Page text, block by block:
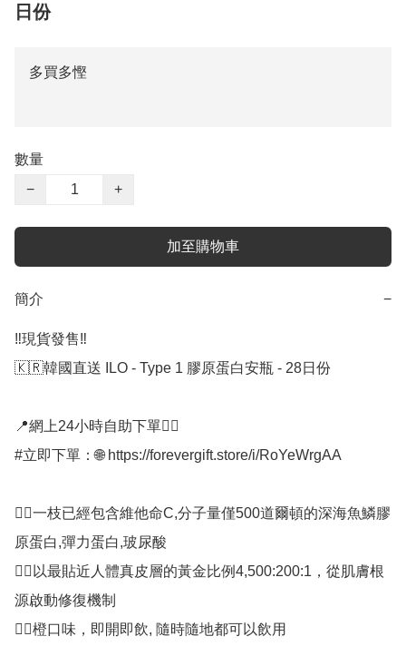
日份
多買多慳
數量
−
+
加至購物車
簡介 −
‼️現貨發售‼️
🇰🇷韓國直送 ILO - Type 1 膠原蛋白安瓶 - 28日份
📍網上24小時自助下單👍🏻
#立即下單：🌐 https://forevergift.store/i/RoYeWrgAA
👍🏻一枝已經包含維他命C,分子量僅500道爾頓的深海魚鱗膠
原蛋白,彈力蛋白,玻尿酸
👍🏻以最貼近人體真皮層的黃金比例4,500:200:1，從肌膚根
源啟動修復機制
👍🏻橙口味，即開即飲, 隨時隨地都可以飲用